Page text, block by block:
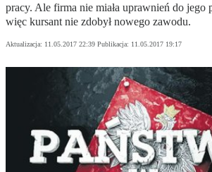
pracy. Ale firma nie miała uprawnień do jego
więc kursant nie zdobył nowego zawodu.
Aktualizacja: 11.05.2017 22:39 Publikacja: 11.05.2017 19:17